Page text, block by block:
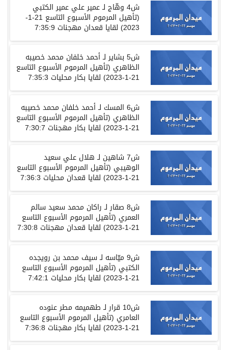
ش4 وهّاجلـعميرعلي عمير الكتبي
(تأهيل المرموم الأسبوع التاسع 21-1-
2023) لقايا قعدان مهجنات
ش5 بشايرلـأحمدخلفان محمدخصيبه
الظاهري (تأهيل المرموم الأسبوع التاسع
21-1-2023) لقايا بكار محليات
ش6 المسك لـأحمدخلفان محمدخصيبه
الظاهري (تأهيل المرموم الأسبوع التاسع
21-1-2023) لقايا بكار مهجنات
ش7شاهين لـهلال علي سعيد
الوهيبي (تأهيل المرموم الأسبوع التاسع
21-1-2023) لقايا قعدان محليات
ش8 صقارلـراكان محمدسعيدسالم
العمري (تأهيل المرموم الأسبوع التاسع
21-1-2023) لقايا قعدان مهجنات
ش9 ميّاسه لـسيف محمد بن رويجده
الكتبي (تأهيل المرموم الأسبوع التاسع
21-1-2023) لقايا بكار محليات
ش10 قرارلـطهميمه مطرعنوده
العامري (تأهيل المرموم الأسبوع التاسع
21-1-2023) لقايا بكار مهجنات